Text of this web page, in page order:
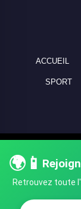
🌍📱
Retrouvez toute
ACCUEIL
SPORT